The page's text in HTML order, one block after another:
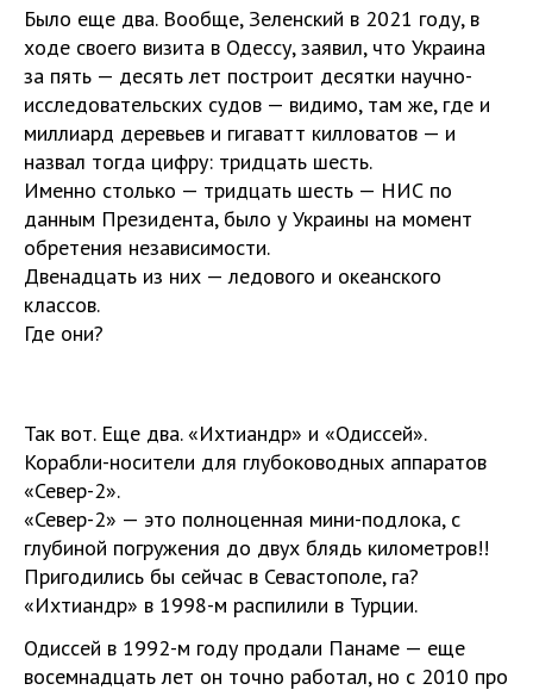
Было еще два. Вообще, Зеленский в 2021 году, в
ходе своего визита в Одессу, заявил, что Украина
за пять — десять лет построит десятки научно-
исследовательских судов — видимо, там же, где и
миллиард деревьев и гигаватт килловатов — и
назвал тогда цифру: тридцать шесть.
Именно столько — тридцать шесть — НИС по
данным Президента, было у Украины на момент
обретения независимости.
Двенадцать из них — ледового и океанского
классов.
Где они?
Так вот. Еще два. «Ихтиандр» и «Одиссей».
Корабли-носители для глубоководных аппаратов
«Север-2».
«Север-2» — это полноценная мини-подлока, с
глубиной погружения до двух блядь километров!!
Пригодились бы сейчас в Севастополе, га?
«Ихтиандр» в 1998-м распилили в Турции.
Одиссей в 1992-м году продали Панаме — еще
восемнадцать лет он точно работал, но с 2010 про